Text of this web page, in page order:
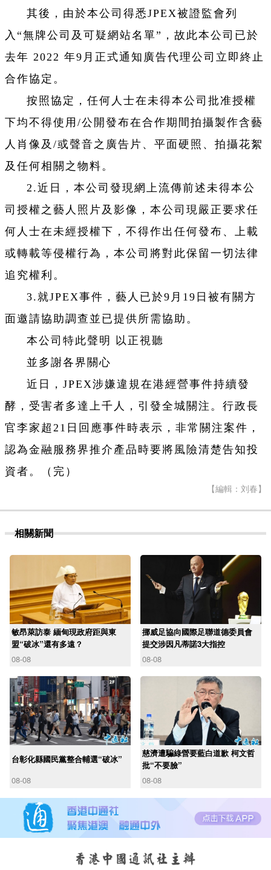
其後，由於本公司得悉JPEX被證監會列
入“無牌公司及可疑網站名單”，故此本公司已於
去年 2022 年9月正式通知廣告代理公司立即終止
合作協定。
按照協定，任何人士在未得本公司批准授權
下均不得使用/公開發布在合作期間拍攝製作含藝
人肖像及/或聲音之廣告片、平面硬照、拍攝花絮
及任何相關之物料。
2.近日，本公司發現網上流傳前述未得本公
司授權之藝人照片及影像，本公司現嚴正要求任
何人士在未經授權下，不得作出任何發布、上載
或轉載等侵權行為，本公司將對此保留一切法律
追究權利。
3.就JPEX事件，藝人已於9月19日被有關方
面邀請協助調查並已提供所需協助。
本公司特此聲明 以正視聽
並多謝各界關心
近日，JPEX涉嫌違規在港經營事件持續發
酵，受害者多達上千人，引發全城關注。行政長
官李家超21日回應事件時表示，非常關注案件，
認為金融服務界推介產品時要將風險清楚告知投
資者。（完）
【編輯：刘春】
相關新聞
敏昂萊訪泰 緬甸現政府距與東
盟“破冰”還有多遠？
08-08
挪威足協向國際足聯道德委員會
提交涉因凡蒂諾3大指控
08-08
台彰化縣國民黨整合輔選“破冰”
08-08
慈濟遭騙綠營要藍白道歉 柯文哲
批“不要臉”
08-08